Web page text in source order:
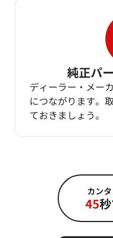
純正パ
ディーラー・メー
につながります。
ておきましょう。
カン
45